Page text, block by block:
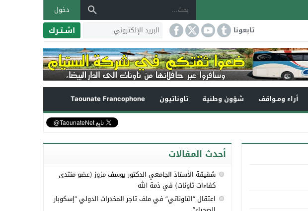
دخول
تابعونا اشـتـرك
أراء ومـواقف شؤون وطنية تاوناتيون
Taounate Francophone
أحدث المقالات
شقيقة الأستاذ الجامعي الدكتور يوسف مزوز (عضو منتدى
كفاءات تاونات) في ذمة الله
اعتقال “التاوناتي” في ملف تاجر المخدرات الدولي “إسكوبار